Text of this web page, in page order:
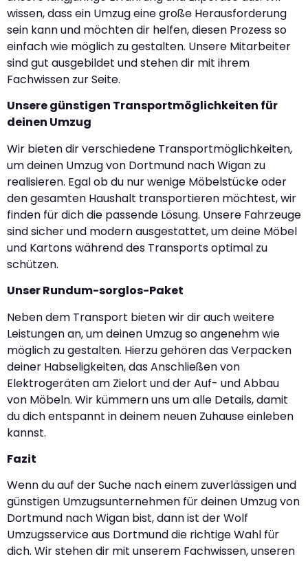
wissen, dass ein Umzug eine große Herausforderung
sein kann und möchten dir helfen, diesen Prozess so
einfach wie möglich zu gestalten. Unsere Mitarbeiter
sind gut ausgebildet und stehen dir mit ihrem
Fachwissen zur Seite.
Unsere günstigen Transportmöglichkeiten für
deinen Umzug
Wir bieten dir verschiedene Transportmöglichkeiten,
um deinen Umzug von Dortmund nach Wigan zu
realisieren. Egal ob du nur wenige Möbelstücke oder
den gesamten Haushalt transportieren möchtest, wir
finden für dich die passende Lösung. Unsere Fahrzeuge
sind sicher und modern ausgestattet, um deine Möbel
und Kartons während des Transports optimal zu
schützen.
Unser Rundum-sorglos-Paket
Neben dem Transport bieten wir dir auch weitere
Leistungen an, um deinen Umzug so angenehm wie
möglich zu gestalten. Hierzu gehören das Verpacken
deiner Habseligkeiten, das Anschließen von
Elektrogeräten am Zielort und der Auf- und Abbau
von Möbeln. Wir kümmern uns um alle Details, damit
du dich entspannt in deinem neuen Zuhause einleben
kannst.
Fazit
Wenn du auf der Suche nach einem zuverlässigen und
günstigen Umzugsunternehmen für deinen Umzug von
Dortmund nach Wigan bist, dann ist der Wolf
Umzugsservice aus Dortmund die richtige Wahl für
dich. Wir stehen dir mit unserem Fachwissen, unseren